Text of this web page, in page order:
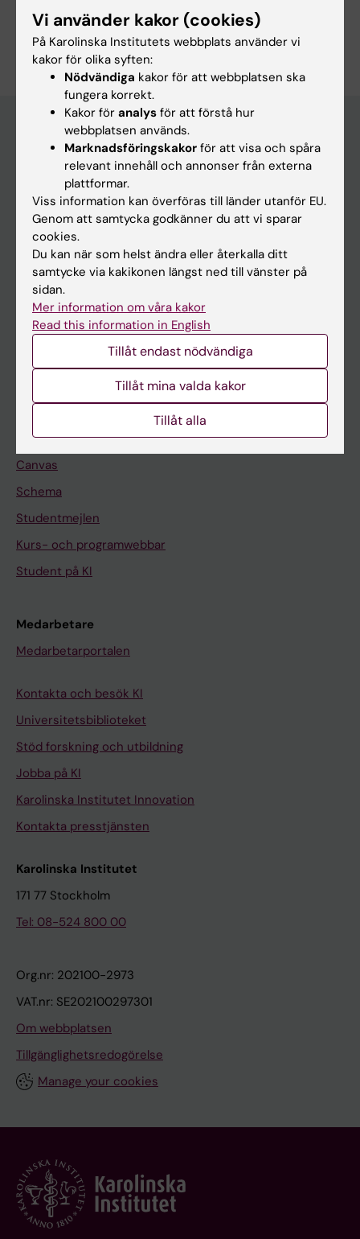
Är du Annica Dominicus?
Redigera din profil
Huvudmeny
Utbildning
Forskarutbildning
Forskning
Om KI
På gång
Kalender
Ladok
Canvas
Schema
Studentmejlen
Kurs- och programwebbar
Student på KI
Medarbetare
Medarbetarportalen
Kontakta och besök KI
Universitetsbiblioteket
Stöd forskning och utbildning
Jobba på KI
Karolinska Institutet Innovation
Kontakta presstjänsten
Karolinska Institutet
171 77 Stockholm
Tel: 08-524 800 00
Org.nr: 202100-2973
VAT.nr: SE202100297301
Om webbplatsen
Tillgänglighetsredogörelse
Manage your cookies
Vi använder kakor (cookies)
På Karolinska Institutets webbplats använder vi
kakor för olika syften:
Nödvändiga kakor för att webbplatsen ska
fungera korrekt.
Kakor för analys för att förstå hur
webbplatsen används.
Marknadsföringskakor för att visa och spåra
relevant innehåll och annonser från externa
plattformar.
Viss information kan överföras till länder utanför EU.
Genom att samtycka godkänner du att vi sparar
cookies.
Du kan när som helst ändra eller återkalla ditt
samtycke via kakikonen längst ned till vänster på
sidan.
Mer information om våra kakor
Read this information in English
Tillåt endast nödvändiga
Tillåt mina valda kakor
Tillåt alla